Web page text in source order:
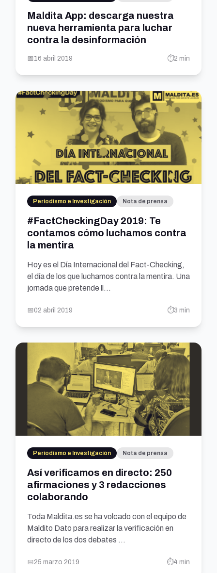
Maldita App: descarga nuestra
nueva herramienta para luchar
contra la desinformación
📅16 abril 2019 ⏱️2 min
Periodismo e Investigación Nota de prensa
#FactCheckingDay 2019: Te
contamos cómo luchamos contra
la mentira
Hoy es el Día Internacional del Fact-Checking,
el día de los que luchamos contra la mentira. Una
jornada que pretende ll...
📅02 abril 2019 ⏱️3 min
Periodismo e Investigación Nota de prensa
Así verificamos en directo: 250
afirmaciones y 3 redacciones
colaborando
Toda Maldita.es se ha volcado con el equipo de
Maldito Dato para realizar la verificación en
directo de los dos debates ...
📅25 marzo 2019 ⏱️4 min